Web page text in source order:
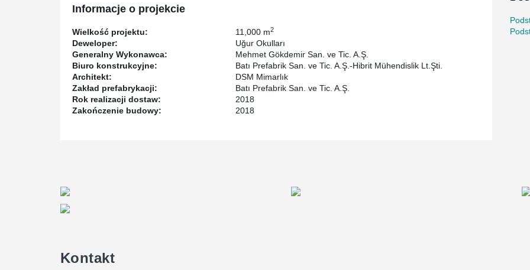
Informacje o projekcie
Wielkość projektu: 11,000 m2
Deweloper:
Uğur Okulları
Generalny Wykonawca:
Mehmet Gökdemir San. ve Tic. A.Ş.
Biuro konstrukcyjne:
Batı Prefabrik San. ve Tic. A.Ş.-Hibrit Mühendislik Lt.Şti.
Architekt:
DSM Mimarlık
Zakład prefabrykacji:
Batı Prefabrik San. ve Tic. A.Ş.
Rok realizacji dostaw:
2018
Zakończenie budowy:
2018
Kontakt